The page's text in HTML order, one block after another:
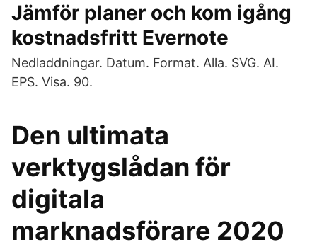
Jämför planer och kom igång
kostnadsfritt Evernote
Nedladdningar. Datum. Format. Alla. SVG. AI.
EPS. Visa. 90.
Den ultimata
verktygslådan för
digitala
marknadsförare 2020